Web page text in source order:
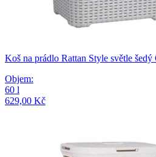
Koš na prádlo Rattan Style světle
Objem:
60 l
629,00 Kč